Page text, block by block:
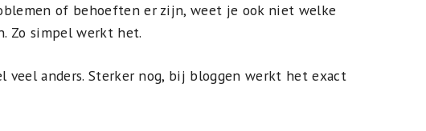
of behoeften er zijn, weet je ook niet welke
Zo simpel werkt het.
anders. Sterker nog, bij bloggen werkt het exact